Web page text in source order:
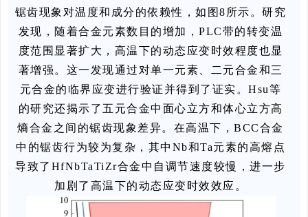
锯齿现象对温度和成分的依赖性，如图8所示。研究
发现，随着合金元素数目的增加，PLC带的转变温
度范围显著扩大，高温下的动态应变时效程度也显
著增强。这一发现通过对单一元素、二元合金和三
元合金的临界应变进行验证并得到了证实。Hsu等
的研究还揭示了五元合金中面心立方和体心立方高
熵合金之间的锯齿现象差异。在高温下，BCC合金
中的锯齿行为较为复杂，其中Nb和Ta元素的高熔点
导致了HfNbTaTiZr合金中自调节速度较慢，进一步
加剧了高温下的动态应变时效效应。